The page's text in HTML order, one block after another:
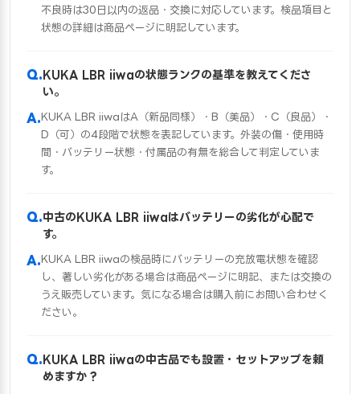
不良時は30日以内の返品・交換に対応しています。検品項目と
状態の詳細は商品ページに明記しています。
KUKA LBR iiwaの状態ランクの基準を教えてくださ
い。
KUKA LBR iiwaはA（新品同様）・B（美品）・C（良品）・
D（可）の4段階で状態を表記しています。外装の傷・使用時
間・バッテリー状態・付属品の有無を総合して判定していま
す。
中古のKUKA LBR iiwaはバッテリーの劣化が心配で
す。
KUKA LBR iiwaの検品時にバッテリーの充放電状態を確認
し、著しい劣化がある場合は商品ページに明記、または交換の
うえ販売しています。気になる場合は購入前にお問い合わせく
ださい。
KUKA LBR iiwaの中古品でも設置・セットアップを頼
めますか？